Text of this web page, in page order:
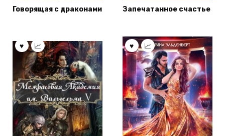
Говорящая с драконами Запечатанное счастье